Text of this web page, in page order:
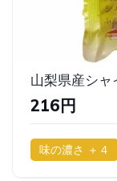
216円
味の濃さ ＋４